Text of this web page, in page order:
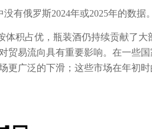
俄罗斯2024年或2025年的数据。
积占优，瓶装酒仍持续贡献了大
贸易流向具有重要影响。在一些
更广泛的下滑；这些市场在年初